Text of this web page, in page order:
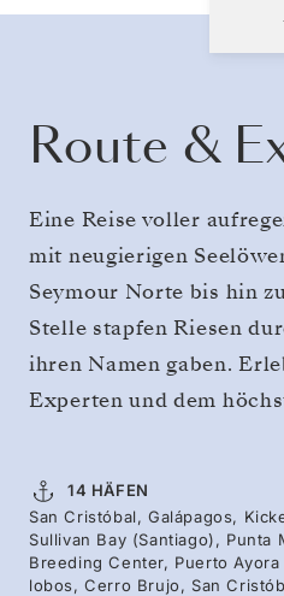
San Cristóbal,
Route &
Eine Reise voller
mit neugierigen
Seymour Norte bis hin
Stelle stapfen Riesen
ihren Namen gaben.
Experten und dem
14 HÄFEN
San Cristóbal, Galápagos,
Sullivan Bay (Santiago),
Breeding Center, Puerto
lobos, Cerro Brujo, San